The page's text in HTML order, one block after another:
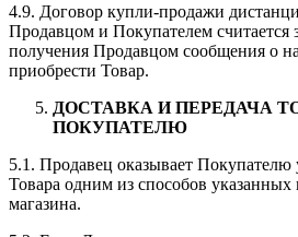
4.9. Договор купли-продажи
Продавцом и Покупателем
получения Продавцом сообщения о
приобрести Товар.
ДОСТАВКА И ПЕРЕДАЧА
ПОКУПАТЕЛЮ
5.1. Продавец оказывает Покупателю
Товара одним из способов указанных
магазина.